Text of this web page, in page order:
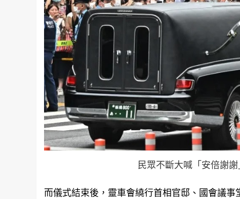
民眾不斷大喊「安倍謝
而儀式結束後，靈車會繞行首相官邸、國會議